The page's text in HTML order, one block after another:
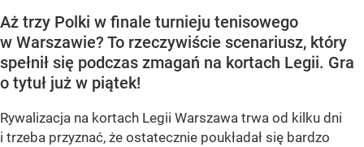
Aż trzy Polki w finale turnieju tenisowego
w Warszawie? To rzeczywiście scenariusz, który
spełnił się podczas zmagań na kortach Legii. Gra
o tytuł już w piątek!
Rywalizacja na kortach Legii Warszawa trwa od kilku dni
i trzeba przyznać, że ostatecznie poukładał się bardzo